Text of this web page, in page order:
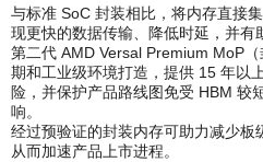
与标准 SoC 封装相比，将内存直接
现更快的数据传输、降低时延，并有
第二代 AMD Versal Premium MoP
期和工业级环境打造，提供 15 年以
险，并保护产品路线图免受 HBM 较
响。
经过预验证的封装内存可助力减少板
从而加速产品上市进程。